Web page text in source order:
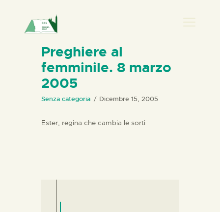
HOME
CHI SIAMO
NEWS
Preghiere al
femminile. 8 marzo
2005
Senza categoria Dicembre 15, 2005
Ester, regina che cambia le sorti